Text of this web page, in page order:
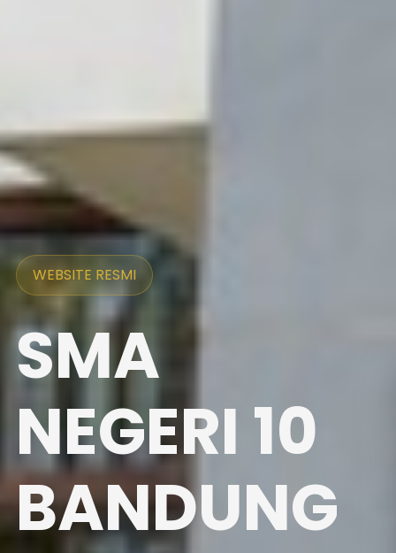
WEBSITE RESMI
SMA
NEGERI 10
BANDUNG